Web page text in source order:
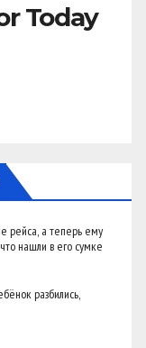
Today
рейса, а теперь ему
нашли в его сумке
разбились,